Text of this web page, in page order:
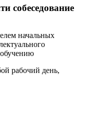
собеседование
начальных
рабочий день,